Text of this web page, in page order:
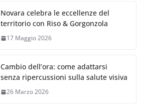
Novara celebra le eccellenze del
territorio con Riso & Gorgonzola
17 Maggio 2026
Cambio dell’ora: come adattarsi
senza ripercussioni sulla salute visiva
26 Marzo 2026